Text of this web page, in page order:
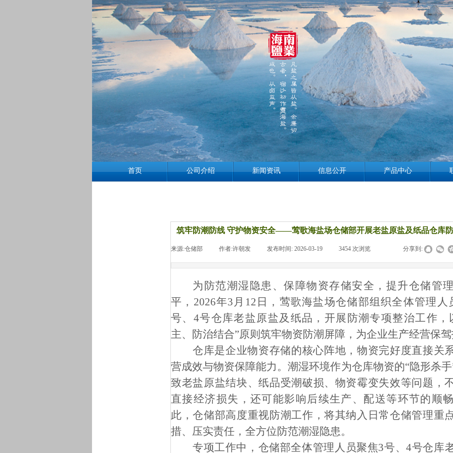
首页 公司介绍 新闻资讯 信息公开 产品中心
筑牢防潮防线 守护物资安全——莺歌海盐场仓储部开展老盐原盐及纸品仓库
来源:仓储部 作者:许朝发 发布时间: 2026-03-19 3454 次浏览 分享到:
为防范潮湿隐患、保障物资存储安全，提升仓储管
平， 2026年3月12日，莺歌海盐场仓储部组织全体管理人
号、4号仓库老盐原盐及纸品，开展防潮专项整治工作，
主、防治结合”原则筑牢物资防潮屏障，为企业生产经营保
仓库是企业物资存储的核心阵地，物资完好度直接关
营成效与物资保障能力。潮湿环境作为仓库物资的“隐形杀
致老盐原盐结块、纸品受潮破损、物资霉变失效等问题，
直接经济损失，还可能影响后续生产、配送等环节的顺
此，仓储部高度重视防潮工作，将其纳入日常仓储管理重
措、压实责任，全方位防范潮湿隐患。
专项工作中，仓储部全体管理人员聚焦3号、4号仓库